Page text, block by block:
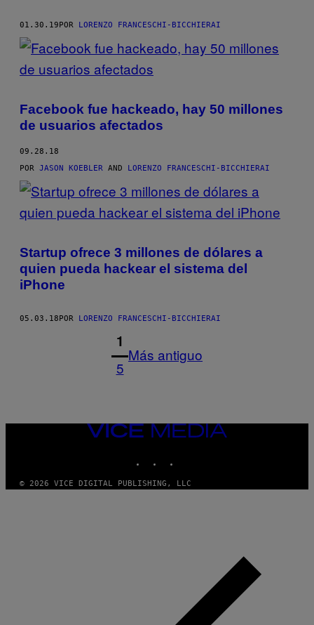
01.30.19 POR LORENZO FRANCESCHI-BICCHIERAI
Facebook fue hackeado, hay 50 millones
de usuarios afectados
09.28.18
POR JASON KOEBLER AND LORENZO FRANCESCHI-BICCHIERAI
Startup ofrece 3 millones de dólares a
quien pueda hackear el sistema del
iPhone
05.03.18 POR LORENZO FRANCESCHI-BICCHIERAI
1
5
Más antiguo
VICE
© 2026 VICE DIGITAL PUBLISHING, LLC